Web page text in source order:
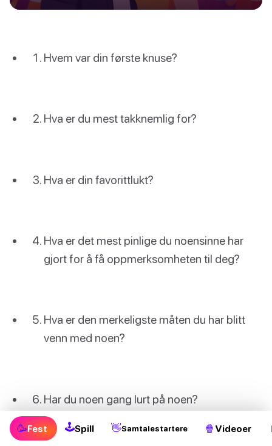
Hvem var din første knuse?
Hva er du mest takknemlig for?
Hva er din favorittlukt?
Hva er det mest pinlige du noensinne har
gjort for å få oppmerksomheten til deg?
Hva er den merkeligste måten du har blitt
venn med noen?
Har du noen gang lurt på noen?
🥳Fest 🕹Spill 👋Samtalestartere 🍿 Videoer